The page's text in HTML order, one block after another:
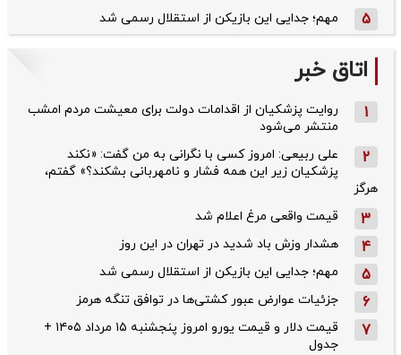
5 مهم؛ جدایی این بازیکن از استقلال رسمی شد
اتاق خبر
1
روایت پزشکیان از اقدامات دولت برای معیشت مردم امشب
منتشر می‌شود
2
علی ربیعی: امروز کسی با نگرانی به من گفت: «نکند
پزشکیان زیر این همه فشار و نامهربانی بشکند؟» گفتم،
هرگز
3 قیمت واقعی مرغ اعلام شد
4 هشدار وزش باد شدید در تهران در این روز
5 مهم؛ جدایی این بازیکن از استقلال رسمی شد
6 جزئیات عوارض عبور کشتی‌ها در توافق تنگه هرمز
7
قیمت دلار و قیمت یورو امروز پنجشنبه ۱۵ مرداد ۱۴۰۵ +
جدول